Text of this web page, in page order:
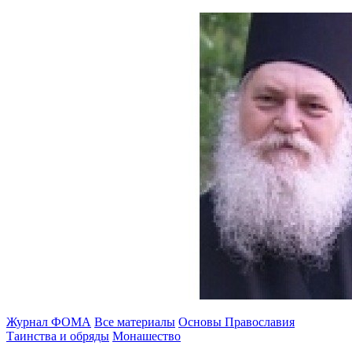
Журнал ФОМА Все материалы Основы Православия
Таинства и обряды Монашество